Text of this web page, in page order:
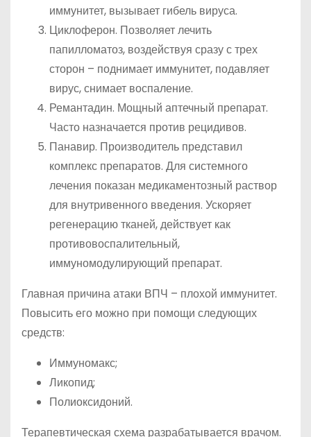
иммунитет, вызывает гибель вируса.
Циклоферон. Позволяет лечить
папилломатоз, воздействуя сразу с трех
сторон – поднимает иммунитет, подавляет
вирус, снимает воспаление.
Ремантадин. Мощный аптечный препарат.
Часто назначается против рецидивов.
Панавир. Производитель представил
комплекс препаратов. Для системного
лечения показан медикаментозный раствор
для внутривенного введения. Ускоряет
регенерацию тканей, действует как
противовоспалительный,
иммуномодулирующий препарат.
Главная причина атаки ВПЧ – плохой иммунитет.
Повысить его можно при помощи следующих
средств:
Иммуномакс;
Ликопид;
Полиоксидоний.
Терапевтическая схема разрабатывается врачом.